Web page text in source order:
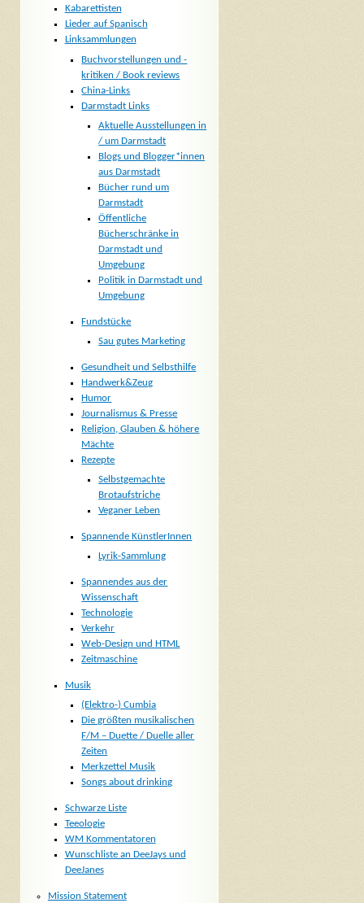
Kabarettisten
Lieder auf Spanisch
Linksammlungen
Buchvorstellungen und -
kritiken / Book reviews
China-Links
Darmstadt Links
Aktuelle Ausstellungen in
/ um Darmstadt
Blogs und Blogger*innen
aus Darmstadt
Bücher rund um
Darmstadt
Öffentliche
Bücherschränke in
Darmstadt und
Umgebung
Politik in Darmstadt und
Umgebung
Fundstücke
Sau gutes Marketing
Gesundheit und Selbsthilfe
Handwerk&Zeug
Humor
Journalismus & Presse
Religion, Glauben & höhere
Mächte
Rezepte
Selbstgemachte
Brotaufstriche
Veganer Leben
Spannende KünstlerInnen
Lyrik-Sammlung
Spannendes aus der
Wissenschaft
Technologie
Verkehr
Web-Design und HTML
Zeitmaschine
Musik
(Elektro-) Cumbia
Die größten musikalischen
F/M – Duette / Duelle aller
Zeiten
Merkzettel Musik
Songs about drinking
Schwarze Liste
Teeologie
WM Kommentatoren
Wunschliste an DeeJays und
DeeJanes
Mission Statement